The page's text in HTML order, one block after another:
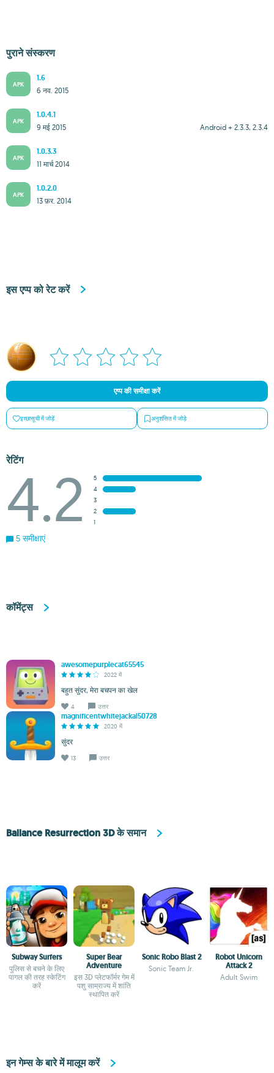
पुराने संस्करण
APK
1.6
6 नव. 2015
APK
1.0.4.1
Android + 2.3.3, 2.3.4
9 मई 2015
APK
1.0.3.3
11 मार्च 2014
APK
1.0.2.0
13 फ़र. 2014
इस एप्प को रेट करें
एप्प की समीक्षा करें
इच्छासूची में जोड़ें अनुशंसित में जोड़े
रेटिंग
4.2
5
4
3
2
1
5 समीक्षाएं
कॉमेंट्स
awesomepurplecat65545
2022 में
बहुत सुंदर, मेरा बचपन का खेल
4 उत्तर
magnificentwhitejackal50728
2020 में
सुंदर
13 उत्तर
Ballance Resurrection 3D के समान
Subway Surfers
पुलिस से बचने के लिए
पागल की तरह स्केटिंग
करें
Super Bear
Adventure
इस 3D प्लेटफॉर्मर गेम में
पशु साम्राज्य में शांति
स्थापित करें
Sonic Robo Blast 2
Sonic Team Jr.
Robot Unicorn
Attack 2
Adult Swim
इन गेम्स के बारे में मालूम करें